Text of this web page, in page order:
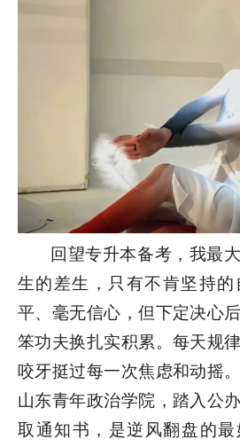
回望专升本备考，我最
生的差生，只有不肯坚持
平、毫无信心，但下定决心
笨功夫换扎实积累。每天规
咬牙挺过每一次焦虑和动摇
山东青年政治学院，踏入公
取通知书，是逆风翻盘的